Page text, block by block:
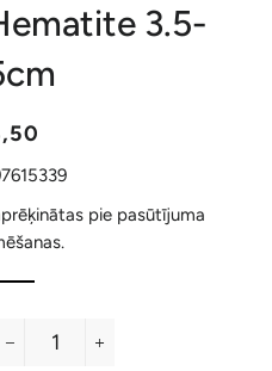
3.5-
pie pasūtījuma